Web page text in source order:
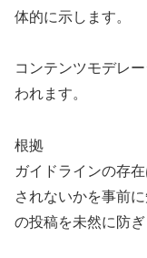
体的に示します。
コンテンツモデレ
われます。
根拠
ガイドラインの存
されないかを事前
の投稿を未然に防ぎ